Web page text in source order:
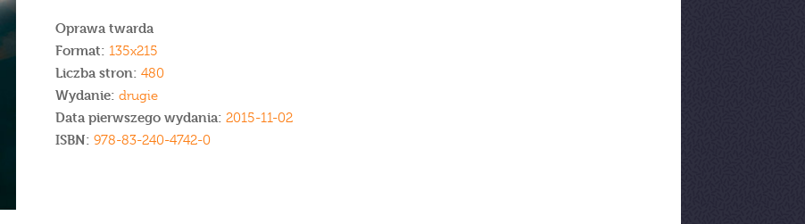
Oprawa twarda
Format: 135x215
Liczba stron: 480
Wydanie: drugie
Data pierwszego wydania: 2015-11-02
ISBN: 978-83-240-4742-0